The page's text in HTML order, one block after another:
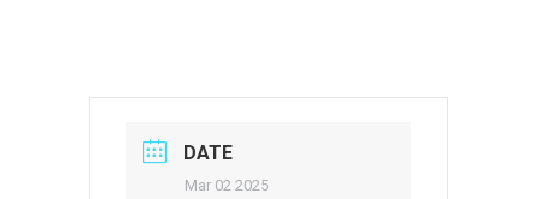
DATE
Mar 02 2025